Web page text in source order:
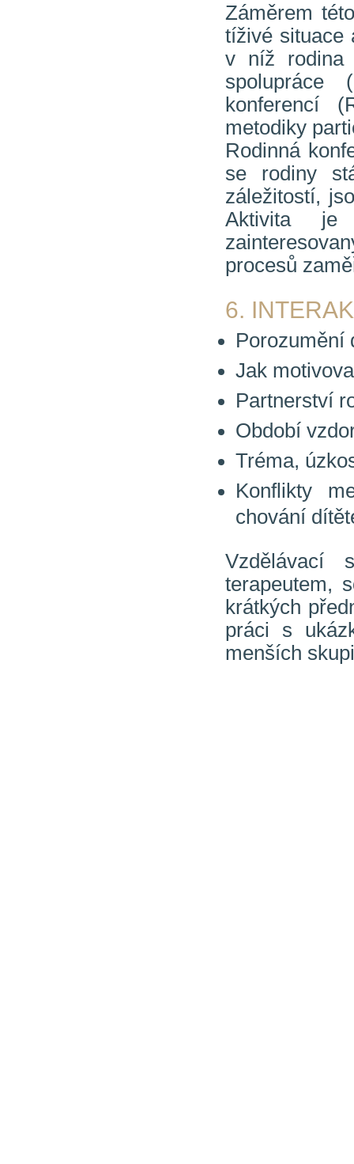
Záměrem
tíživé situace
v níž rodina
spolupráce
konferencí
metodiky
Rodinná
se rodiny
záležitostí,
Aktivita je
procesů
6.
Porozumění
Jak
Partnerství
Období
Tréma,
Konflikty
chování
Vzdělávací
terapeutem,
krátkých
práci s
menších